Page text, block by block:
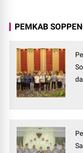
PEMKAB